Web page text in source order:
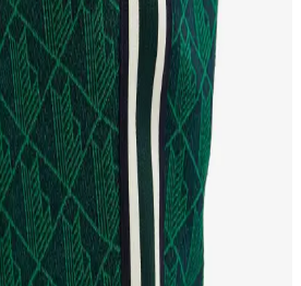
ve rahat kumaşıyla günlük ve özel
Renk ve stil uyumu sayesinde her yaşa
ifadesidir.
Botlar: Moda ve
Buluşması
su geçirmez ve nefes alabilir
bir arada sunuyor, dayanıklı
edilen modern ayakkabılar.
Moda Dünyasında